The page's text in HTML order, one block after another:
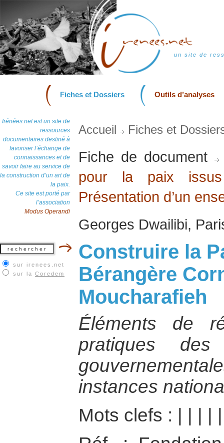
un site de
Fiches et Dossiers Outils d’analyses
Irénées.net est un site de
ressources
documentaires destiné à
favoriser l’échange de
connaissances et de
savoir faire au service de
la construction d’un art de
la paix.
Ce site est porté par
l’association
Modus Operandi
sur irenees.net
sur la Coredem
Accueil Fiches et
Fiche de document
pour la paix
Présentation d’un
Georges Dwailibi,
Construire la
Bérangère
Moucharafieh
Éléments de
pratiques des
instances
Mots clefs :